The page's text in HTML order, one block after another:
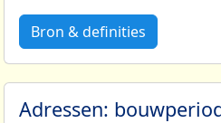
Bron & definities
Adressen: